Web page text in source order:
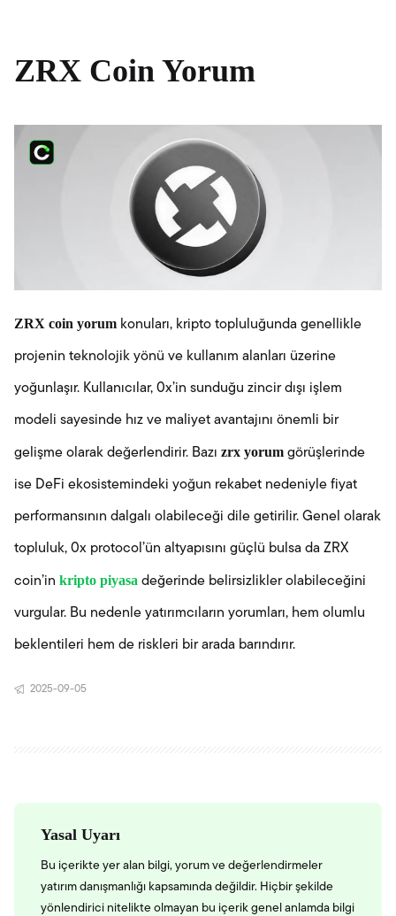
ZRX Coin Yorum
ZRX coin yorum konuları, kripto topluluğunda genellikle
projenin teknolojik yönü ve kullanım alanları üzerine
yoğunlaşır. Kullanıcılar, 0x’in sunduğu zincir dışı işlem
modeli sayesinde hız ve maliyet avantajını önemli bir
gelişme olarak değerlendirir. Bazı zrx yorum görüşlerinde
ise DeFi ekosistemindeki yoğun rekabet nedeniyle fiyat
performansının dalgalı olabileceği dile getirilir. Genel olarak
topluluk, 0x protocol’ün altyapısını güçlü bulsa da ZRX
coin’in kripto piyasa değerinde belirsizlikler olabileceğini
vurgular. Bu nedenle yatırımcıların yorumları, hem olumlu
beklentileri hem de riskleri bir arada barındırır.
2025-09-05
Yasal Uyarı
Bu içerikte yer alan bilgi, yorum ve değerlendirmeler
yatırım danışmanlığı kapsamında değildir. Hiçbir şekilde
yönlendirici nitelikte olmayan bu içerik genel anlamda bilgi